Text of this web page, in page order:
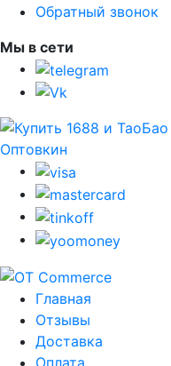
Обратный звонок
Мы в сети
Главная
Отзывы
Доставка